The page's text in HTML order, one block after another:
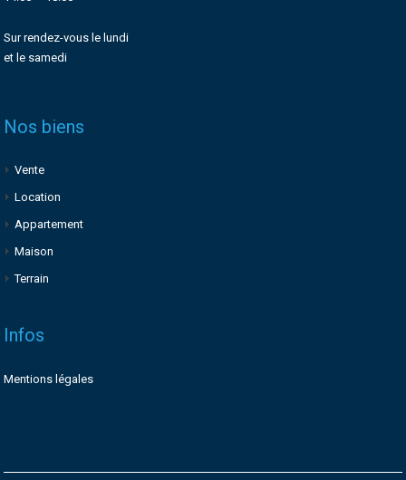
Sur rendez-vous le lundi
et le samedi
Nos biens
Vente
Location
Appartement
Maison
Terrain
Infos
Mentions légales